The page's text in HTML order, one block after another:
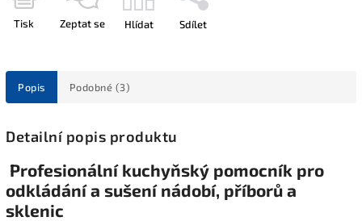
Tisk Zeptat se Hlídat Sdílet
Popis Podobné (3)
Detailní popis produktu
Profesionální kuchyňský pomocník pro
odkládání a sušení nádobí, příborů a
sklenic